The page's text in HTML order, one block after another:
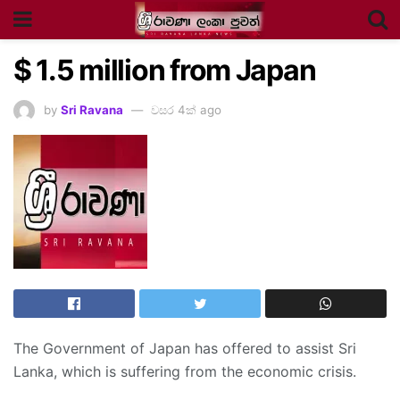
$ 1.5 million from Japan
by Sri Ravana වසර 4ක් ago
The Government of Japan has offered to assist Sri
Lanka, which is suffering from the economic crisis.